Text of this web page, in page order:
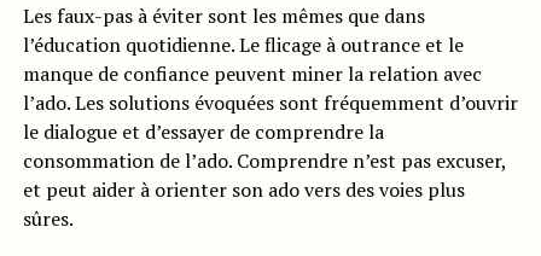
Les faux-pas à éviter sont les mêmes que dans
l’éducation quotidienne. Le flicage à outrance et le
manque de confiance peuvent miner la relation avec
l’ado. Les solutions évoquées sont fréquemment d’ouvrir
le dialogue et d’essayer de comprendre la
consommation de l’ado. Comprendre n’est pas excuser,
et peut aider à orienter son ado vers des voies plus
sûres.